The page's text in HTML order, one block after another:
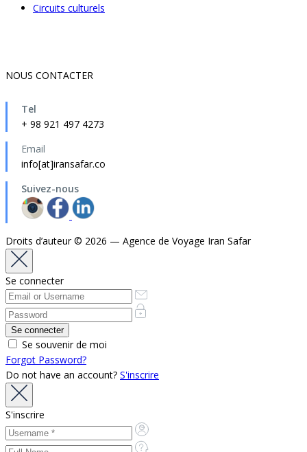
Circuits culturels
NOUS CONTACTER
Tel
+ 98 921 497 4273
Email
info[at]iransafar.co
Suivez-nous
Droits d’auteur © 2026 — Agence de Voyage Iran Safar
Se connecter
Se souvenir de moi
Forgot Password?
Do not have an account? S'inscrire
S'inscrire